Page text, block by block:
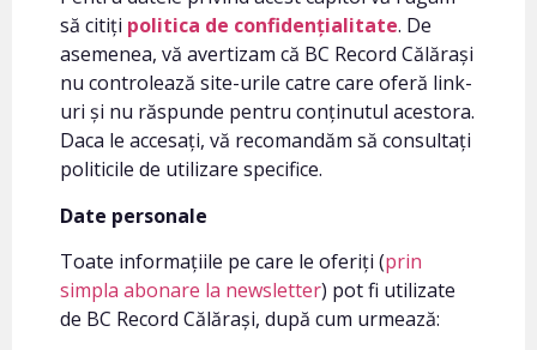
să citiți politica de confidențialitate. De
asemenea, vă avertizam că BC Record Călărași
nu controlează site-urile catre care oferă link-
uri și nu răspunde pentru conținutul acestora.
Daca le accesați, vă recomandăm să consultați
politicile de utilizare specifice.
Date personale
Toate informațiile pe care le oferiți (prin
simpla abonare la newsletter) pot fi utilizate
de BC Record Călărași, după cum urmează: